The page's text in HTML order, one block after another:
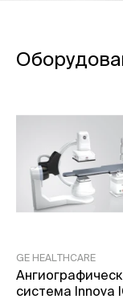
GE HEALTHCARE
система Innova